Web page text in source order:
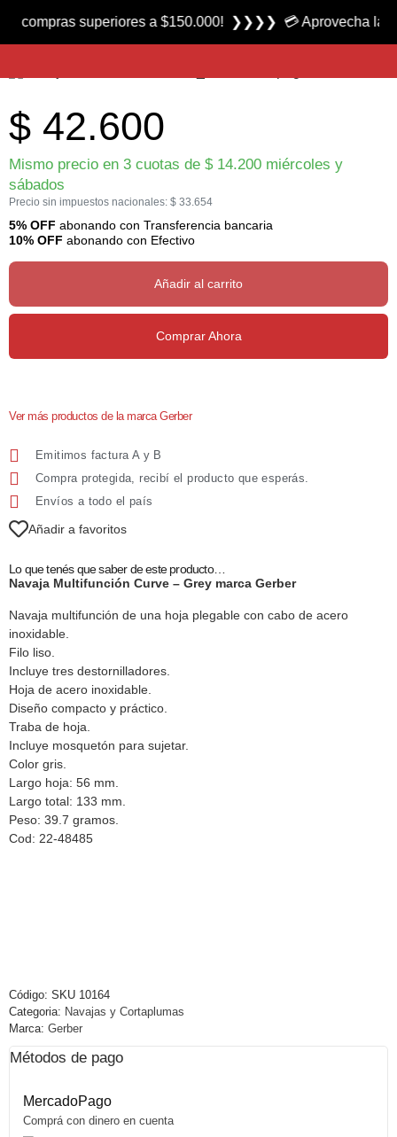
Producto nuevo
Navaja Multifunción Curve – Grey marca Gerber
$ 42.600
Mismo precio en 3 cuotas de $14.200 miércoles y
sábados
Precio sin impuestos nacionales: $ 33.654
5% OFF abonando con Transferencia bancaria
10% OFF abonando con Efectivo
Añadir al carrito
Comprar Ahora
Ver más productos de la marca Gerber
Emitimos factura A y B
Compra protegida, recibí el producto que esperás.
Envíos a todo el país
Añadir a favoritos
Lo que tenés que saber de este producto…
Navaja Multifunción Curve – Grey marca Gerber
Navaja multifunción de una hoja plegable con cabo de acero
inoxidable.
Filo liso.
Incluye tres destornilladores.
Hoja de acero inoxidable.
Diseño compacto y práctico.
Traba de hoja.
Incluye mosquetón para sujetar.
Color gris.
Largo hoja: 56 mm.
Largo total: 133 mm.
Peso: 39.7 gramos.
Cod: 22-48485
Código: SKU 10164
Categoria: Navajas y Cortaplumas
Marca: Gerber
Métodos de pago
MercadoPago
Comprá con dinero en cuenta
superiores a $150.000! ❯❯❯❯ 💳 Aprovecha las 3